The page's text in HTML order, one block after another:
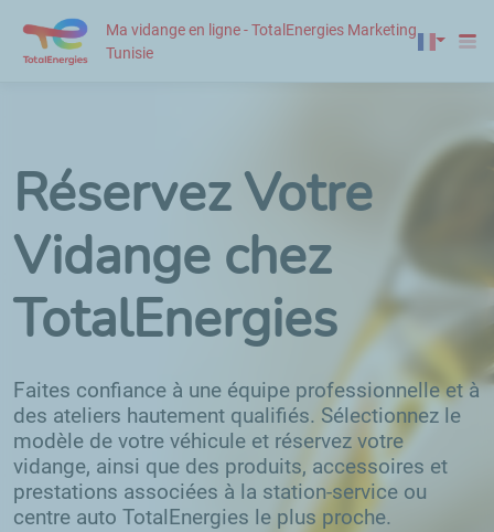
Ma vidange en ligne - TotalEnergies Marketing
Tunisie
Réservez Votre
Vidange chez
TotalEnergies
Faites confiance à une équipe professionnelle et à
des ateliers hautement qualifiés. Sélectionnez le
modèle de votre véhicule et réservez votre
vidange, ainsi que des produits, accessoires et
prestations associées à la station-service ou
centre auto TotalEnergies le plus proche.